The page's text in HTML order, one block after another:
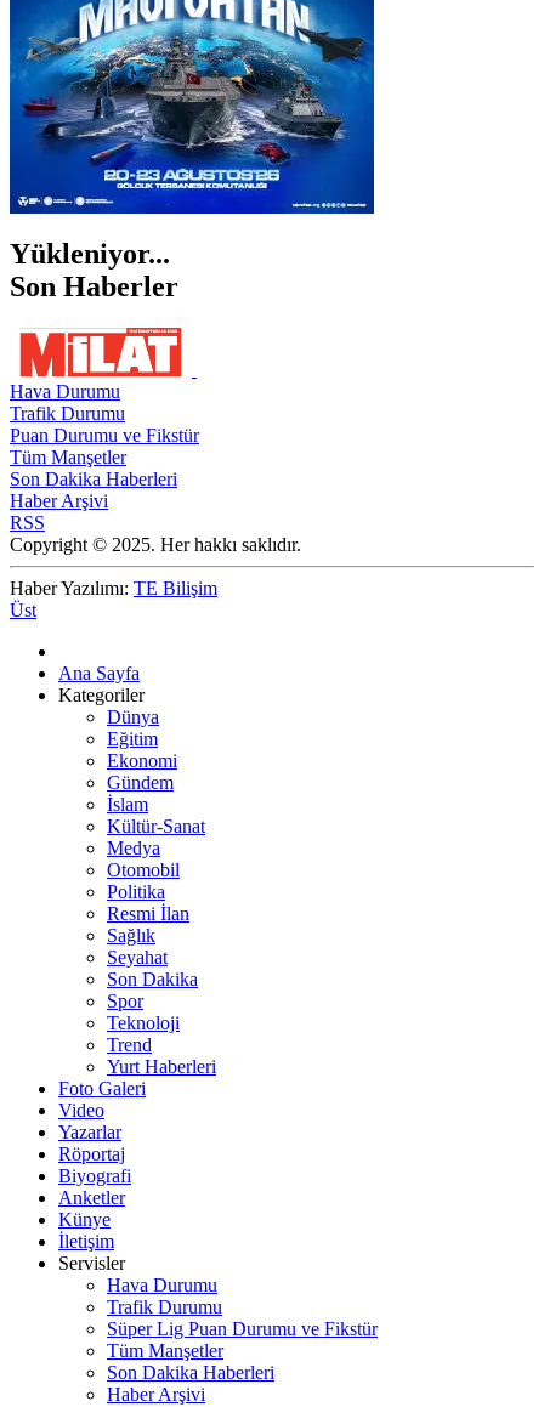
Yükleniyor...
Son Haberler
Hava Durumu
Trafik Durumu
Puan Durumu ve Fikstür
Tüm Manşetler
Son Dakika Haberleri
Haber Arşivi
RSS
Copyright © 2025. Her hakkı saklıdır.
Haber Yazılımı: TE Bilişim
Üst
Ana Sayfa
Kategoriler
Dünya
Eğitim
Ekonomi
Gündem
İslam
Kültür-Sanat
Medya
Otomobil
Politika
Resmi İlan
Sağlık
Seyahat
Son Dakika
Spor
Teknoloji
Trend
Yurt Haberleri
Foto Galeri
Video
Yazarlar
Röportaj
Biyografi
Anketler
Künye
İletişim
Servisler
Hava Durumu
Trafik Durumu
Süper Lig Puan Durumu ve Fikstür
Tüm Manşetler
Son Dakika Haberleri
Haber Arşivi